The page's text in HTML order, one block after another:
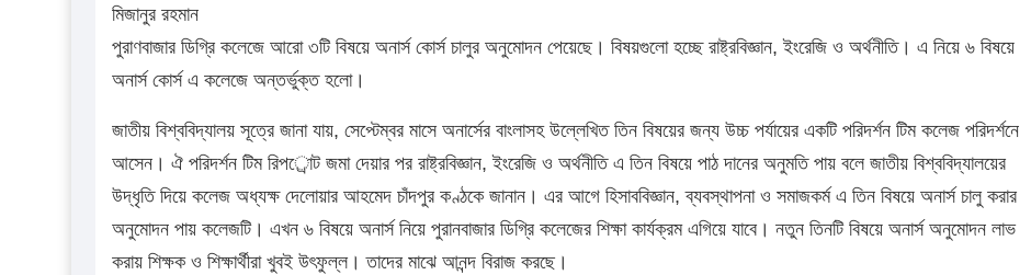
মিজানুর রহমান
পুরাণবাজার ডিগ্রি কলেজে আরো ৩টি বিষয়ে অনার্স কোর্স চালুর অনুমোদন পেয়েছে। বিষয়গুলো হচ্ছে রাষ্ট্রবিজ্ঞান, ইংরেজি ও অর্থনীতি। এ নিয়ে ৬ বিষয়ে
অনার্স কোর্স এ কলেজে অন্তর্ভুক্ত হলো।
জাতীয় বিশ্ববিদ্যালয় সূত্রে জানা যায়, সেপ্টেম্বর মাসে অনার্সের বাংলাসহ উল্লেখিত তিন বিষয়ের জন্য উচ্চ পর্যায়ের একটি পরিদর্শন টিম কলেজ পরিদর্শনে
আসেন। ঐ পরিদর্শন টিম রিপর্োট জমা দেয়ার পর রাষ্ট্রবিজ্ঞান, ইংরেজি ও অর্থনীতি এ তিন বিষয়ে পাঠ দানের অনুমতি পায় বলে জাতীয় বিশ্ববিদ্যালয়ের
উদ্ধৃতি দিয়ে কলেজ অধ্যক্ষ দেলোয়ার আহমেদ চাঁদপুর কণ্ঠকে জানান। এর আগে হিসাববিজ্ঞান, ব্যবস্থাপনা ও সমাজকর্ম এ তিন বিষয়ে অনার্স চালু করার
অনুমোদন পায় কলেজটি। এখন ৬ বিষয়ে অনার্স নিয়ে পুরানবাজার ডিগ্রি কলেজের শিক্ষা কার্যক্রম এগিয়ে যাবে। নতুন তিনটি বিষয়ে অনার্স অনুমোদন লাভ
করায় শিক্ষক ও শিক্ষার্থীরা খুবই উৎফুল্ল। তাদের মাঝে আনন্দ বিরাজ করছে।